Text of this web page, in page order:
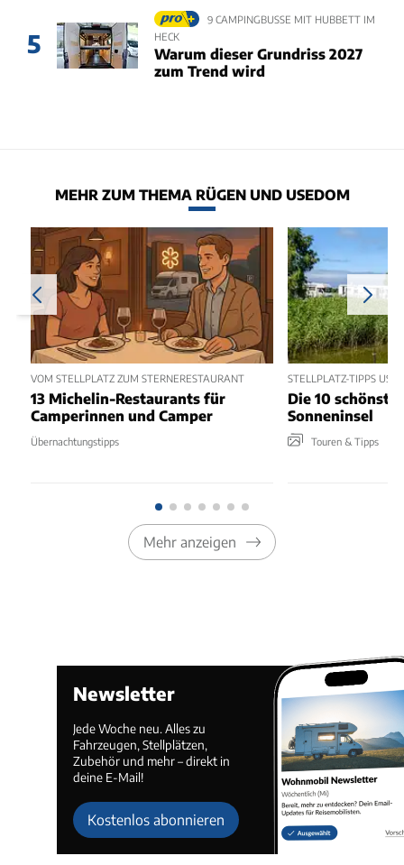
5
9 CAMPINGBUSSE MIT HUBBETT IM
HECK
Warum dieser Grundriss 2027
zum Trend wird
MEHR ZUM THEMA RÜGEN UND USEDOM
VOM STELLPLATZ ZUM STERNERESTAURANT
13 Michelin-Restaurants für
Camperinnen und Camper
Übernachtungstipps
STELLPLATZ-TIPPS
Die 10
Sonneninsel
Touren & Tipps
Mehr anzeigen
Newsletter
Jede Woche neu. Alles zu
Fahrzeugen, Stellplätzen,
Zubehör und mehr – direkt in
deine E-Mail!
Kostenlos abonnieren